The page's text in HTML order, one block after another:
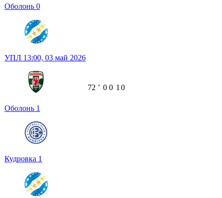
Оболонь 0
УПЛ 13:00, 03 май 2026
Оболонь 1
Кудровка 1
72 ʼ 0 0 1 0